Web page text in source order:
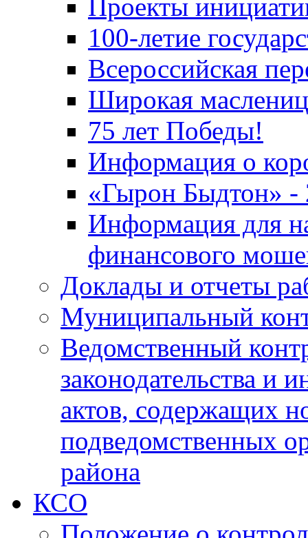
Проекты
100-летие
Всероссийская
Широкая
75 лет Победы!
Информация о
«Гырон Быдтон» -
Информация для
финансового
Доклады и отчеты
Муниципальный
Ведомственный
законодательства и
актов, содержащих
подведомственных
района
КСО